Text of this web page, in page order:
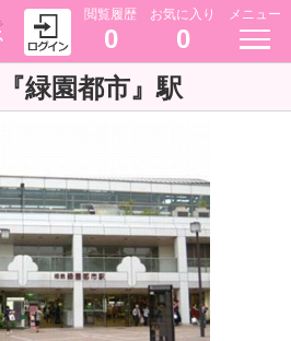
閲覧履歴
0
お気に入り
0
メニュー
緑園都市』駅